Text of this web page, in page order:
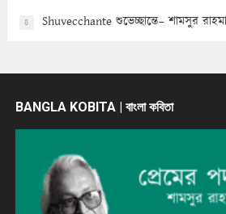
8 Shuvecchante শুভেচ্ছান্তে– শামসুর
BANGLA KOBITA | বাংলা কবিতা